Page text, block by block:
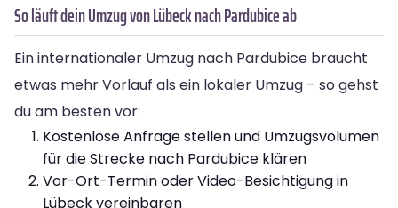
So läuft dein Umzug von Lübeck nach Pardubice ab
Ein internationaler Umzug nach Pardubice braucht
etwas mehr Vorlauf als ein lokaler Umzug – so gehst
du am besten vor:
Kostenlose Anfrage stellen und Umzugsvolumen
für die Strecke nach Pardubice klären
Vor-Ort-Termin oder Video-Besichtigung in
Lübeck vereinbaren